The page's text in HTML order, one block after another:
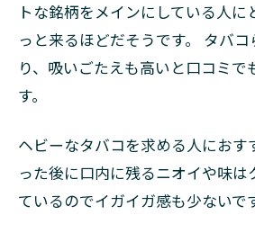
トな銘柄をメインにしている人に
っと来るほどだそうです。 タバ
り、吸いごたえも高いと口コミで
す。
ヘビーなタバコを求める人におす
った後に口内に残るニオイや味は
ているのでイガイガ感も少ないで